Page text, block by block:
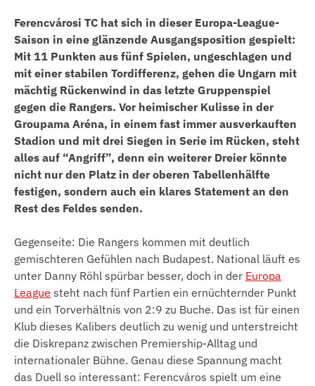
Ferencvárosi TC hat sich in dieser Europa-League-
Saison in eine glänzende Ausgangsposition gespielt:
Mit 11 Punkten aus fünf Spielen, ungeschlagen und
mit einer stabilen Tordifferenz, gehen die Ungarn mit
mächtig Rückenwind in das letzte Gruppenspiel
gegen die Rangers. Vor heimischer Kulisse in der
Groupama Aréna, in einem fast immer ausverkauften
Stadion und mit drei Siegen in Serie im Rücken, steht
alles auf “Angriff”, denn ein weiterer Dreier könnte
nicht nur den Platz in der oberen Tabellenhälfte
festigen, sondern auch ein klares Statement an den
Rest des Feldes senden.
Gegenseite: Die Rangers kommen mit deutlich
gemischteren Gefühlen nach Budapest. National läuft es
unter Danny Röhl spürbar besser, doch in der Europa
League steht nach fünf Partien ein ernüchternder Punkt
und ein Torverhältnis von 2:9 zu Buche. Das ist für einen
Klub dieses Kalibers deutlich zu wenig und unterstreicht
die Diskrepanz zwischen Premiership-Alltag und
internationaler Bühne. Genau diese Spannung macht
das Duell so interessant: Ferencváros spielt um eine